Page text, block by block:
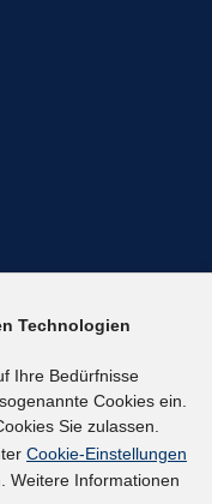
Technologien
Ihre Bedürfnisse
Cookies ein.
Sie zulassen.
Cookie-Einstellungen
Weitere Informationen